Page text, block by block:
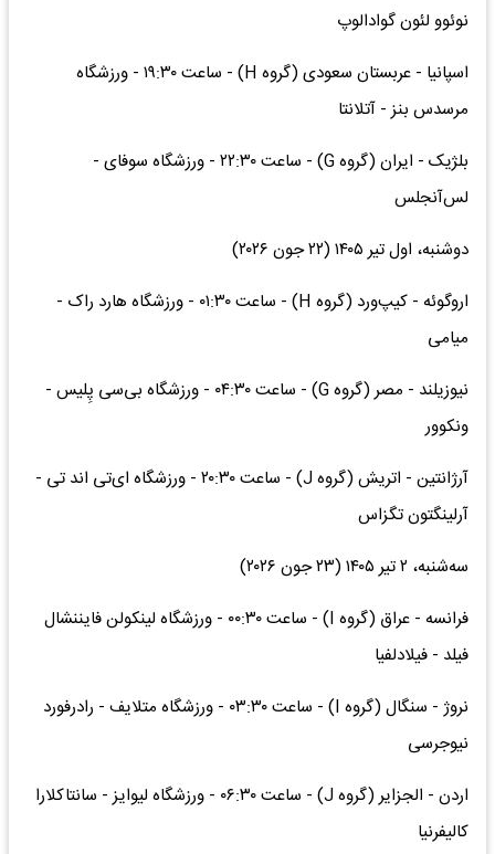
نوئوو لئون گوادالوپ
اسپانیا - عربستان سعودی (گروه H) - ساعت ۱۹:۳۰ - ورزشگاه
مرسدس بنز - آتلانتا
بلژیک - ایران (گروه G) - ساعت ۲۲:۳۰ - ورزشگاه سوفای -
لس‌آنجلس
دوشنبه، اول تیر ۱۴۰۵ (۲۲ جون ۲۰۲۶)
اروگوئه - کیپ‌ورد (گروه H) - ساعت ۰۱:۳۰ - ورزشگاه هارد راک -
میامی
نیوزیلند - مصر (گروه G) - ساعت ۰۴:۳۰ - ورزشگاه بی‌سی پِلیس -
ونکوور
آرژانتین - اتریش (گروه J) - ساعت ۲۰:۳۰ - ورزشگاه ای‌تی اند تی -
آرلینگتون تگزاس
سه‌شنبه، ۲ تیر ۱۴۰۵ (۲۳ جون ۲۰۲۶)
فرانسه - عراق (گروه I) - ساعت ۰۰:۳۰ - ورزشگاه لینکولن فایننشال
فیلد - فیلادلفیا
نروژ - سنگال (گروه I) - ساعت ۰۳:۳۰ - ورزشگاه متلایف - رادرفورد
نیوجرسی
اردن - الجزایر (گروه J) - ساعت ۰۶:۳۰ - ورزشگاه لیوایز - سانتاکلارا
کالیفرنیا